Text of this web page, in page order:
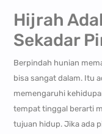
Hijrah
Sekadar
Berpindah hunian
bisa sangat dalam. Itu
memengaruhi
tempat tinggal berarti
tujuan hidup. Jika ada